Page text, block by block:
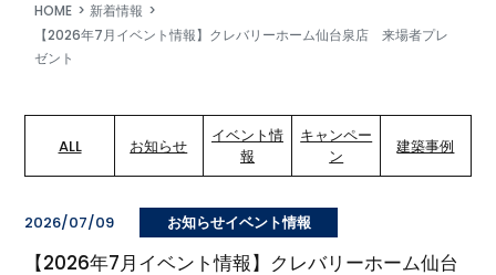
HOME
新着情報
【2026年7月イベント情報】クレバリーホーム仙台泉店 来場者プレ
ゼント
ALL お知らせ
イベント情
報
キャンペー
ン
建築事例
2026/07/09 お知らせイベント情報
【2026年7月イベント情報】クレバリーホーム仙台